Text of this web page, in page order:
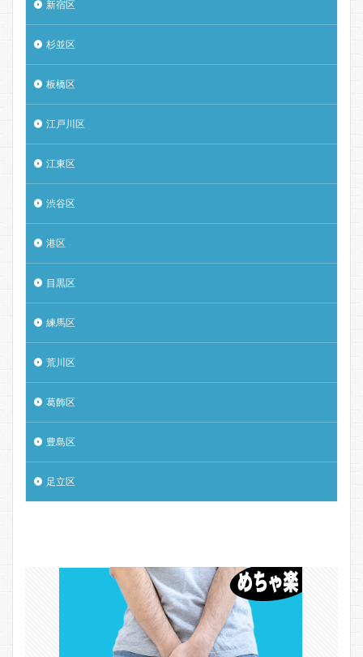
新宿区
杉並区
板橋区
江戸川区
江東区
渋谷区
港区
目黒区
練馬区
荒川区
葛飾区
豊島区
足立区